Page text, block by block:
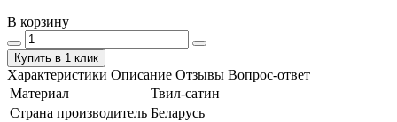
В корзину
Купить в 1 клик
Характеристики Описание Отзывы Вопрос-ответ
Материал
Твил-сатин
Страна производитель Беларусь